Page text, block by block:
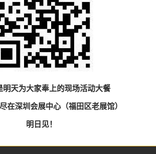
明天为大家奉上的现场活动大餐
在深圳会展中心（福田区老展馆）
明日见！